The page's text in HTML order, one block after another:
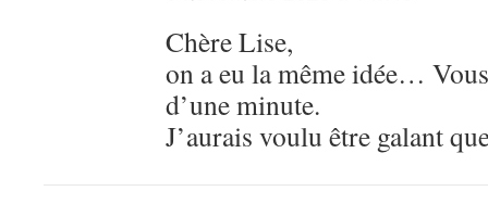
Chère Lise,
on a eu la même idée…
d’une minute.
J’aurais voulu être galant